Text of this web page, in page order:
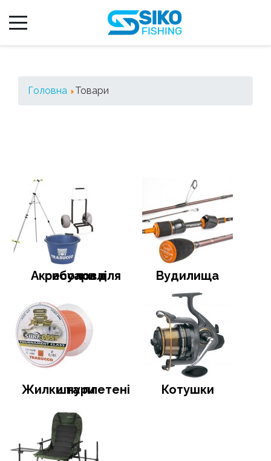
Головна Товари
Аксесуари для риболовлі Вудилища
Жилки та плетені шнури Котушки